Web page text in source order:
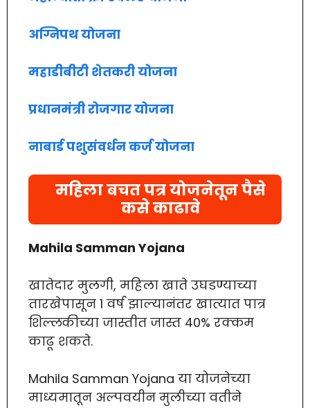
अग्निपथ योजना
महाडीबीटी शेतकरी योजना
प्रधानमंत्री रोजगार योजना
नाबार्ड पशुसंवर्धन कर्ज योजना
महिला बचत पत्र योजनेतून पैसे
कसे काढावे
Mahila Samman Yojana
खातेदार मुलगी, महिला खाते उघडण्याच्या
तारखेपासून 1 वर्ष झाल्यानंतर खात्यात पात्र
शिल्लकीच्या जास्तीत जास्त 40% रक्कम
काढू शकते.
Mahila Samman Yojana या योजनेच्या
माध्यमातून अल्पवयीन मुलीच्या वतीने